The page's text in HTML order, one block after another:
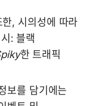
, 시의성에 따라
: 블랙
한 트래픽
보를 담기에는